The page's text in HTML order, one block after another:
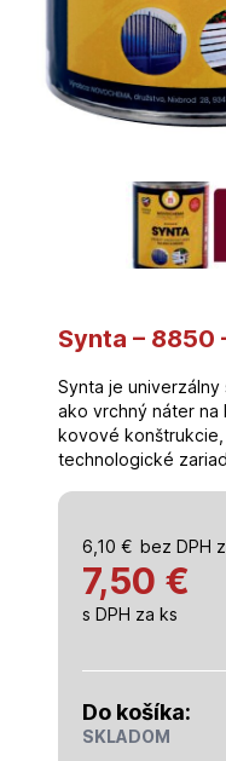
Synta – 8850
Synta je
ako vrchný náter na
kovové
technologické
6,10 € bez DPH
7,50 €
s DPH za ks
Do košíka:
SKLADOM